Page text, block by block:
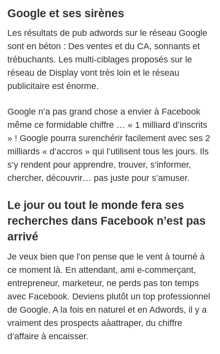
Google et ses sirènes
Les résultats de pub adwords sur le réseau Google
sont en béton : Des ventes et du CA, sonnants et
trébuchants. Les multi-ciblages proposés sur le
réseau de Display vont très loin et le réseau
publicitaire est énorme.
Google n’a pas grand chose a envier à Facebook
même ce formidable chiffre … « 1 milliard d’inscrits
» ! Google pourra surenchérir facilement avec ses 2
milliards « d’accros » qui l’utilisent tous les jours. Ils
s’y rendent pour apprendre, trouver, s’informer,
chercher, découvrir… pas juste pour s’amuser.
Le jour ou tout le monde fera ses
recherches dans Facebook n’est pas
arrivé
Je veux bien que l’on pense que le vent à tourné à
ce moment là. En attendant, ami e-commerçant,
entrepreneur, marketeur, ne perds pas ton temps
avec Facebook. Deviens plutôt un top professionnel
de Google. A la fois en naturel et en Adwords, il y a
vraiment des prospects aàattraper, du chiffre
d’affaire à encaisser.